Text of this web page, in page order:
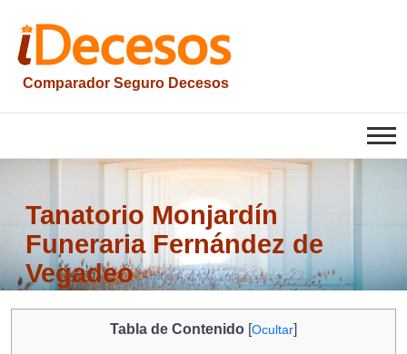
contenido
Comparador Seguro Decesos
iesquelas
Tanatorio Monjardín
Funeraria Fernández de
Vegadeo
Tabla de Contenido [Ocultar]